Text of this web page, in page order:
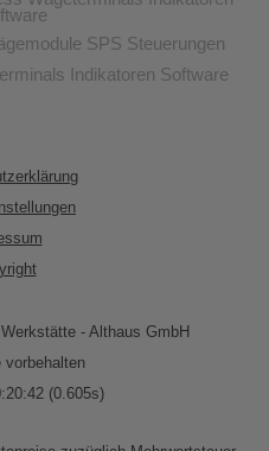
- Althaus GmbH
vorbehalten
(0.605s)